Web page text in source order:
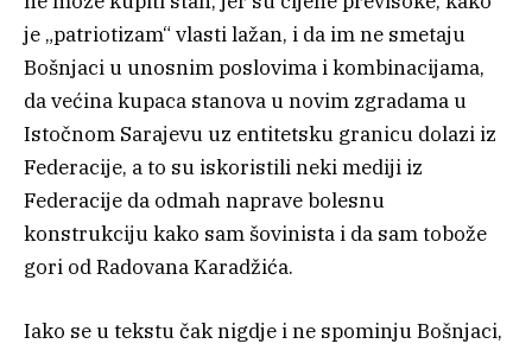
je „patriotizam“ vlasti lažan, i da im ne smetaju
Bošnjaci u unosnim poslovima i kombinacijama,
da većina kupaca stanova u novim zgradama u
Istočnom Sarajevu uz entitetsku granicu dolazi iz
Federacije, a to su iskoristili neki mediji iz
Federacije da odmah naprave bolesnu
konstrukciju kako sam šovinista i da sam tobože
gori od Radovana Karadžića.
Iako se u tekstu čak nigdje i ne spominju Bošnjaci,